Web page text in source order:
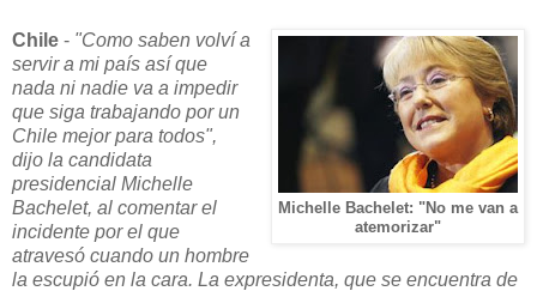
Michelle Bachelet: "No me van a
atemorizar"
Chile - "Como saben volví a
servir a mi país así que
nada ni nadie va a impedir
que siga trabajando por un
Chile mejor para todos",
dijo la candidata
presidencial Michelle
Bachelet, al comentar el
incidente por el que
atravesó cuando un hombre
la escupió en la cara. La expresidenta, que se encuentra de